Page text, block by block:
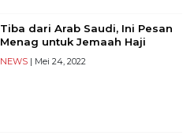
Tiba dari Arab Saudi, Ini Pesan
Menag untuk Jemaah Haji
NEWS| Mei 24, 2022